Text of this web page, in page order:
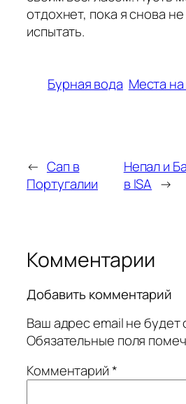
отдохнет, пока я снова
испытать.
Бурная вода Места на
← Сап в
Португалии
Непал и
в ISA →
Комментарии
Добавить комментарий
Ваш адрес email не будет
Обязательные поля
Комментарий*